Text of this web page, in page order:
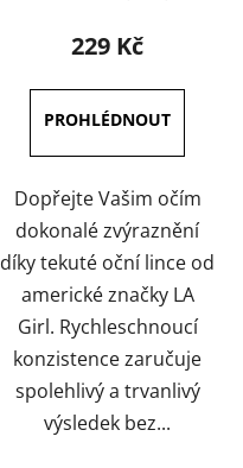
produktu
5,0
z
5
hvězdiček.
229 Kč
Dopřejte Vašim očím
dokonalé zvýraznění
díky tekuté oční lince od
americké značky LA
Girl. Rychleschnoucí
konzistence zaručuje
spolehlivý a trvanlivý
výsledek bez...